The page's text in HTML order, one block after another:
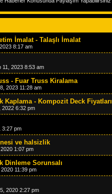
İmalat - Talaşlı İmalat
8:17 am
11, 2023 8:53 am
- Fuar Truss Kiralama
2023 11:28 am
Kaplama - Kompozit Deck Fiyatları
2022 6:32 pm
3:27 pm
ve halsizlik
1:07 pm
Dinleme Sorunsalı
11:39 pm
2020 2:27 pm